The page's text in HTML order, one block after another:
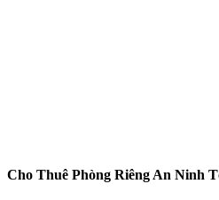
Cho Thuê Phòng Riêng An Ninh